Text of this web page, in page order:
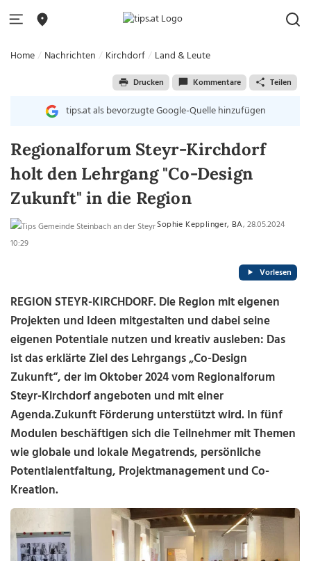
Home Nachrichten Kirchdorf Land & Leute
Drucken Kommentare Teilen
tips.at als bevorzugte Google-Quelle hinzufügen
Regionalforum Steyr-Kirchdorf
holt den Lehrgang "Co-Design
Zukunft" in die Region
Sophie Kepplinger, BA, 28.05.2024
10:29
Vorlesen
REGION STEYR-KIRCHDORF. Die Region mit eigenen
Projekten und Ideen mitgestalten und dabei seine
eigenen Potentiale nutzen und kreativ ausleben: Das
ist das erklärte Ziel des Lehrgangs „Co-Design
Zukunft“, der im Oktober 2024 vom Regionalforum
Steyr-Kirchdorf angeboten und mit einer
Agenda.Zukunft Förderung unterstützt wird. In fünf
Modulen beschäftigen sich die Teilnehmer mit Themen
wie globale und lokale Megatrends, persönliche
Potentialentfaltung, Projektmanagement und Co-
Kreation.